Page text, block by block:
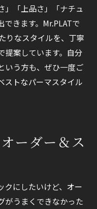
」「上品さ」「ナチュ
きます。Mr.PLATで
りなスタイルを、丁寧
提案しています。自分
いう方も、ぜひ一度ご
ストなパーマスタイル
ーダー＆ス
クにしたいけど、オー
がうまくできなかった